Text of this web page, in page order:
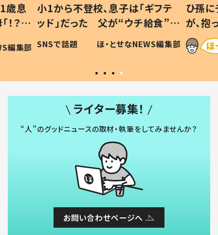
歳息
？」
編集部
小1から不登校、息子は「ギフテ
ッド」だった 父が“ウチ給食”を
作り続ける理由とは #令和の親
#令和の子
SNSで話題 ほ・とせなNEWS編集部
ひ孫
が、
「涙が
い」
ライター募集！
“人”のグッドニュースの取材・執筆をしてみませんか？
お問い合わせページへ